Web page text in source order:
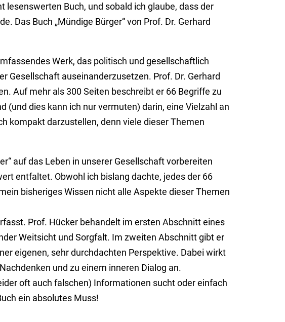
Buch, und sobald ich glaube, dass der
Das Buch „Mündige Bürger“ von Prof. Dr. Gerhard
Werk, das poli­tisch und ge­sell­schaft­lich
aus­ein­an­der­zu­setzen. Prof. Dr. Gerhard
Auf mehr als 300 Seiten be­schreibt er 66 Begriffe zu
dies kann ich nur vermuten) darin, eine Vielzahl an
kom­pakt dar­zu­stellen, denn viele dieser Themen
auf das Leben in unserer Gesellschaft vorbereiten
entfaltet. Obwohl ich bislang dachte, jedes der 66
bis­he­riges Wissen nicht alle As­pekte dieser Themen
Prof. Hücker behandelt im ersten Abschnitt eines
Weit­sicht und Sorg­falt. Im zweiten Abschnitt gibt er
eigenen, sehr durch­dach­ten Pers­pek­tive. Dabei wirkt
und zu einem inneren Dialog an.
oft auch falschen) Info­rma­tionen sucht oder einfach
ein abso­lutes Muss!